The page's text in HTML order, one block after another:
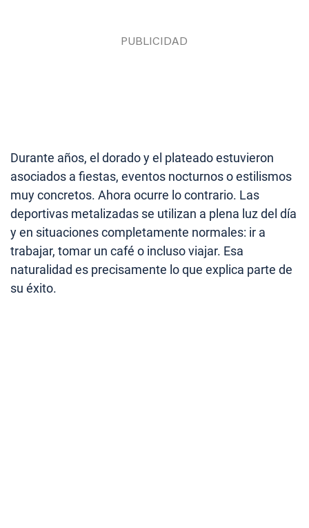
Durante años, el dorado y el plateado estuvieron
asociados a fiestas, eventos nocturnos o estilismos
muy concretos. Ahora ocurre lo contrario. Las
deportivas metalizadas se utilizan a plena luz del día
y en situaciones completamente normales: ir a
trabajar, tomar un café o incluso viajar. Esa
naturalidad es precisamente lo que explica parte de
su éxito.